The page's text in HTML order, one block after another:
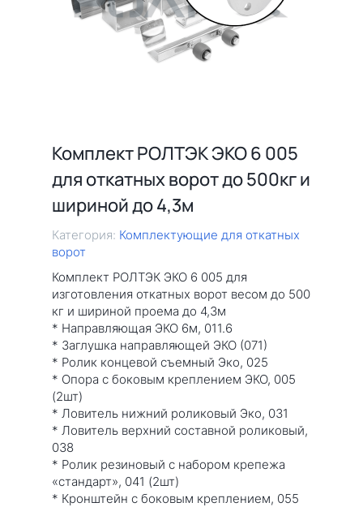
Комплект РОЛТЭК ЭКО 6 005
для откатных ворот до 500кг и
шириной до 4,3м
Категория: Комплектующие для откатных
ворот
Комплект РОЛТЭК ЭКО 6 005 для
изготовления откатных ворот весом до 500
кг и шириной проема до 4,3м
* Направляющая ЭКО 6м, 011.6
* Заглушка направляющей ЭКО (071)
* Ролик концевой съемный Эко, 025
* Опора с боковым креплением ЭКО, 005
(2шт)
* Ловитель нижний роликовый Эко, 031
* Ловитель верхний составной роликовый,
038
* Ролик резиновый с набором крепежа
«стандарт», 041 (2шт)
* Кронштейн с боковым креплением, 055